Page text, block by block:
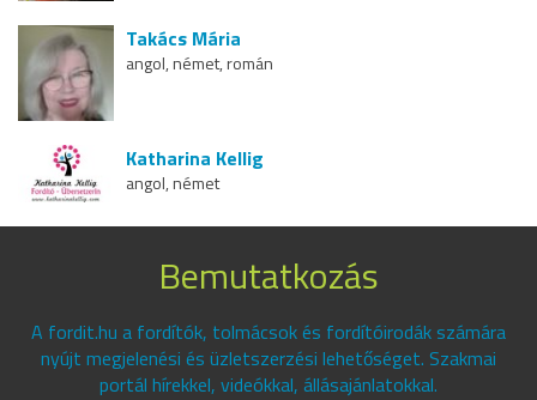
Takács Mária
angol, német, román
Katharina Kellig
angol, német
Bemutatkozás
A fordit.hu a fordítók, tolmácsok és fordítóirodák számára
nyújt megjelenési és üzletszerzési lehetőséget. Szakmai
portál hírekkel, videókkal, állásajánlatokkal.